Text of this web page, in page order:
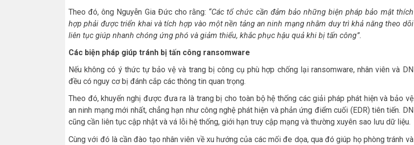
Theo đó, ông Nguyễn Gia Đức cho rằng: “Các tổ chức cần đảm bảo những biện pháp bảo mật thích
hợp phải được triển khai và tích hợp vào một nền tảng an ninh mạng nhằm duy trì khả năng theo dõi
liên tục giúp nhanh chóng ứng phó và giảm thiểu, khắc phục hậu quả khi bị tấn công”.
Các biện pháp giúp tránh bị tấn công ransomware
Nếu không có ý thức tự bảo vệ và trang bị công cụ phù hợp chống lại ransomware, nhân viên và DN
đều có nguy cơ bị đánh cắp các thông tin quan trọng.
Theo đó, khuyến nghị được đưa ra là trang bị cho toàn bộ hệ thống các giải pháp phát hiện và bảo vệ
an ninh mạng mới nhất, chẳng hạn như công nghệ phát hiện và phản ứng điểm cuối (EDR) tiên tiến. DN
cũng cần liên tục cập nhật và vá lỗi hệ thống, giới hạn truy cập mạng và thường xuyên sao lưu dữ liệu.
Cùng với đó là cần đào tạo nhân viên về xu hướng của các mối đe dọa, qua đó giúp họ phòng tránh và